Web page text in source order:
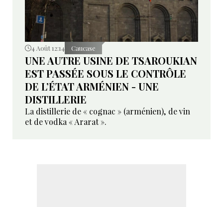
4 Août 12:14 Caucase
UNE AUTRE USINE DE TSAROUKIAN
EST PASSÉE SOUS LE CONTRÔLE
DE L’ÉTAT ARMÉNIEN - UNE
DISTILLERIE
La distillerie de « cognac » (arménien), de vin
et de vodka « Ararat ».